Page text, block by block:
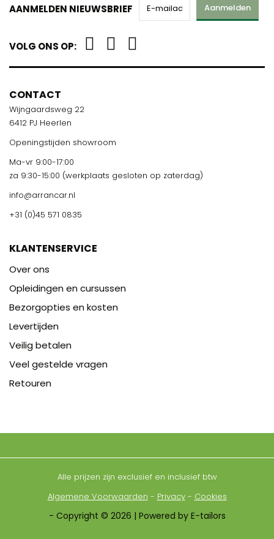
AANMELDEN NIEUWSBRIEF Aanmelden
VOLG ONS OP:
CONTACT
Wijngaardsweg 22
6412 PJ Heerlen
Openingstijden showroom
Ma-vr 9:00-17:00
za 9:30-15:00 (werkplaats gesloten op zaterdag)
info@arrancar.nl
+31 (0)45 571 0835
KLANTENSERVICE
Over ons
Opleidingen en cursussen
Bezorgopties en kosten
Levertijden
Veilig betalen
Veel gestelde vragen
Retouren
Alle prijzen zijn exclusief en inclusief btw
Algemene Voorwaarden - Privacy- Cookies
- Copyright © 2026 | Powered by E-tailors